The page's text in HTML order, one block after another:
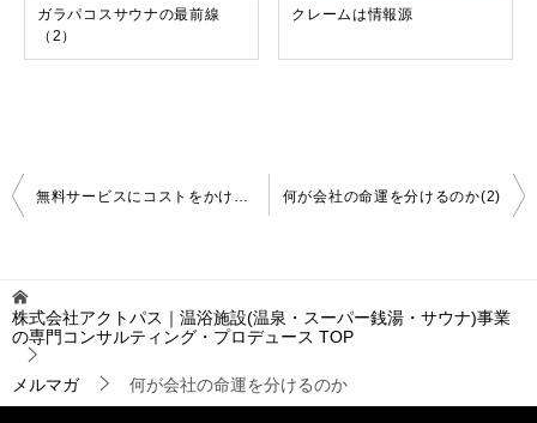
ガラパコスサウナの最前線
（2）
クレームは情報源
投
稿
ゲ
ー
シ
ョ
ン
無料サービスにコストをかける意味 何が会社の命運を分けるのか(2)
株式会社アクトパス｜温浴施設(温泉・スーパー銭湯・サウナ)事業
の専門コンサルティング・プロデュース TOP
メルマガ 何が会社の命運を分けるのか